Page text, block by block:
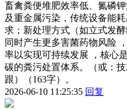
畜禽粪便堆肥效率低、氮磷
及重金属污染，传统设备能
求；新处理方式（如立式发
同时产生更多害菌药物风险
率以实现可持续发展 ，核心
碳的粪污处置体系。（或：
跟）（163字）。
2026-06-10 11:25:35 回复